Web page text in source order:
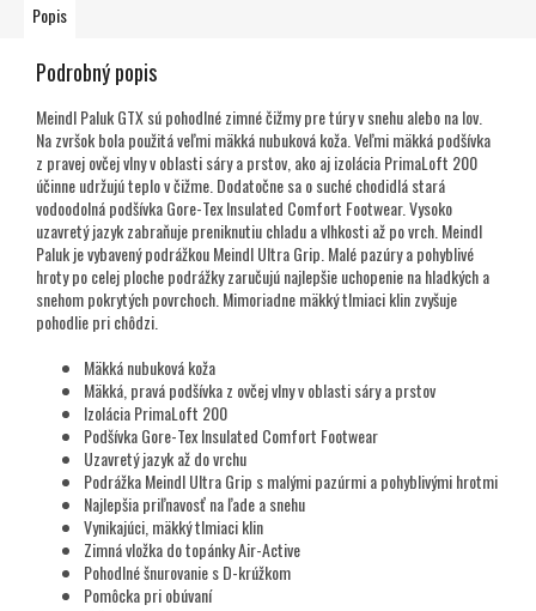
Popis
Podrobný popis
Meindl Paluk GTX sú pohodlné zimné čižmy pre túry v snehu alebo na lov.
Na zvršok bola použitá veľmi mäkká nubuková koža. Veľmi mäkká podšívka
z pravej ovčej vlny v oblasti sáry a prstov, ako aj izolácia PrimaLoft 200
účinne udržujú teplo v čižme. Dodatočne sa o suché chodidlá stará
vodoodolná podšívka Gore-Tex Insulated Comfort Footwear. Vysoko
uzavretý jazyk zabraňuje preniknutiu chladu a vlhkosti až po vrch. Meindl
Paluk je vybavený podrážkou Meindl Ultra Grip. Malé pazúry a pohyblivé
hroty po celej ploche podrážky zaručujú najlepšie uchopenie na hladkých a
snehom pokrytých povrchoch. Mimoriadne mäkký tlmiaci klin zvyšuje
pohodlie pri chôdzi.
Mäkká nubuková koža
Mäkká, pravá podšívka z ovčej vlny v oblasti sáry a prstov
Izolácia PrimaLoft 200
Podšívka Gore-Tex Insulated Comfort Footwear
Uzavretý jazyk až do vrchu
Podrážka Meindl Ultra Grip s malými pazúrmi a pohyblivými hrotmi
Najlepšia priľnavosť na ľade a snehu
Vynikajúci, mäkký tlmiaci klin
Zimná vložka do topánky Air-Active
Pohodlné šnurovanie s D-krúžkom
Pomôcka pri obúvaní